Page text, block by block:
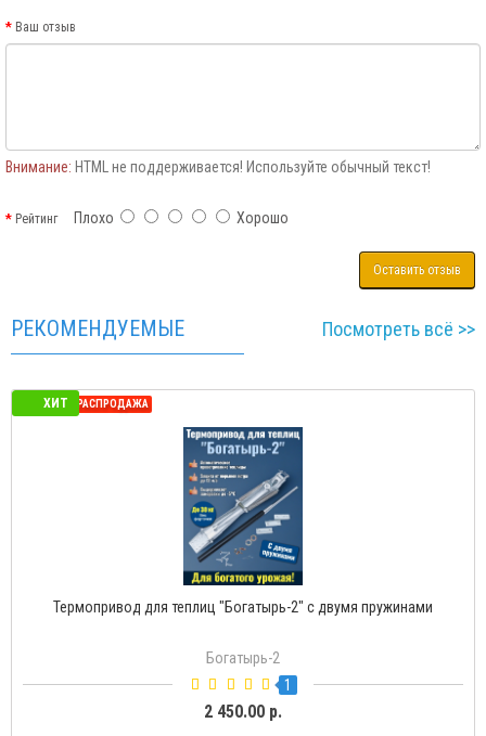
Ваш отзыв
Внимание: HTML не поддерживается! Используйте обычный текст!
РейтингПлохо Хорошо
Оставить отзыв
РЕКОМЕНДУЕМЫЕ Посмотреть всё >>
ХИТ
СЕЗОННАЯ РАСПРОДАЖА
Термопривод для теплиц "Богатырь-2" с двумя пружинами
Богатырь-2
1
2 450.00 р.